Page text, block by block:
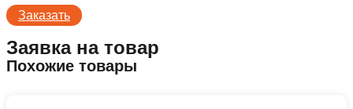
Заказать
Заявка на товар
Похожие товары